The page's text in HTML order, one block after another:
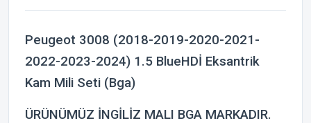
Peugeot 3008 (2018-2019-2020-2021-
2022-2023-2024) 1.5 BlueHDİ Eksantrik
Kam Mili Seti (Bga)
ÜRÜNÜMÜZ İNGİLİZ MALI BGA MARKADIR.